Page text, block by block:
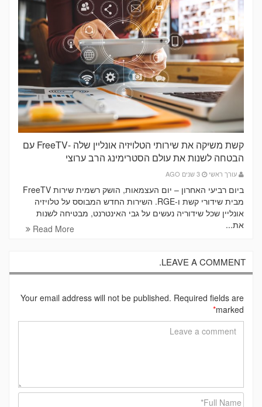
קשת משיקה את שירותי הטלויזיה אונליין שלה -FreeTV עם
הבטחה לשנות את עולם הסטרימינג הרב ערוצי
עורך ראשי
ביום רביעי האחרון – יום העצמאות, הושק רשמית שירות FreeTV
מבית שידורי קשת ו-RGE. השירות החדש המבוסס על טלויזיה
אונליין שכל שידוריה נעשים על גבי האינטרנט, מבטיחה לשנות
את...
Read More
LEAVE A COMMENT.
Your email address will not be published. Required fields are
marked
*